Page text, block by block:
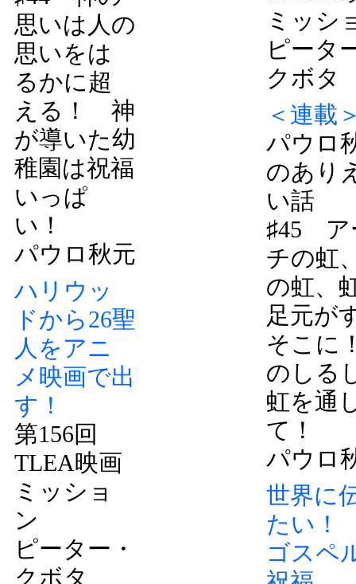
思いは人の
思いをは
るかに超
える！ 神
が導いた幼
稚園は祝福
いっぱ
い！
パウロ秋元
ハリウッ
ドから26聖
人をアニ
メ映画で出
す！
第156回
TLEA映画
ミッショ
ン
ピーター・
クボタ
ミッシ
ピータ
クボタ
＜連載
パウロ
のあり
い話
♯45 ア
チの虹
の虹、
足元が
そこに
のしる
虹を通
て！
パウロ
世界に
たい！
ゴスペ